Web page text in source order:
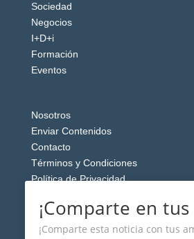
Sociedad
Negocios
I+D+i
Formación
Eventos
Nosotros
Enviar Contenidos
Contacto
Términos y Condiciones
Política de Privacidad
¡Comparte en
¡Comparte esta noticia con tus